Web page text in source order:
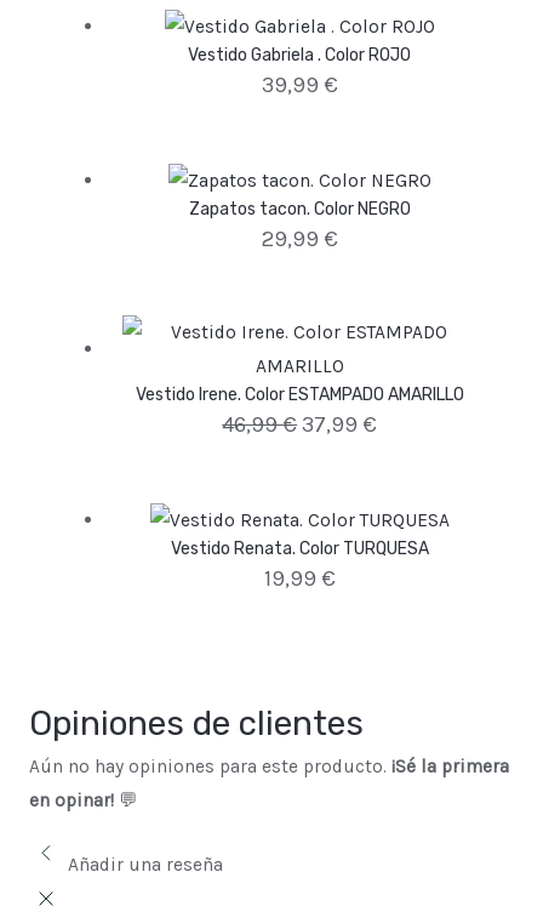
Vestido Gabriela . Color ROJO
39,99 €
Zapatos tacon. Color NEGRO
29,99 €
Vestido Irene. Color ESTAMPADO AMARILLO
46,99€37,99 €
Vestido Renata. Color TURQUESA
19,99 €
Opiniones de clientes
Aún no hay opiniones para este producto. ¡Sé la primera
en opinar!💬
Añadir una reseña